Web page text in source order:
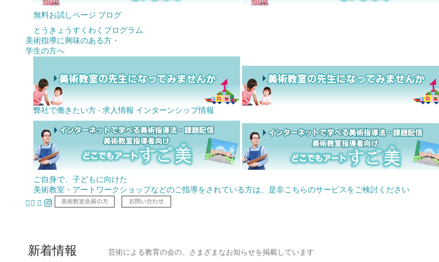
無料お試しページ ブログ
とうきょうすくわくプログラム
美術指導に興味のある方・
学生の方へ
弊社で働きたい方 - 求人情報 インターンシップ情報
ご自身で、子どもに向けた
美術教室・アートワークショップなどのご指導をされている方は、是非こちらのサービスをご検討ください
新着情報 芸術による教育の会の、さまざまなお知らせを掲載しています